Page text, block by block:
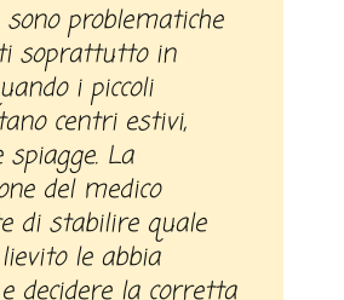
problematiche
soprattutto in
i piccoli
centri estivi,
spiagge. La
del medico
di stabilire quale
le abbia
decidere la corretta